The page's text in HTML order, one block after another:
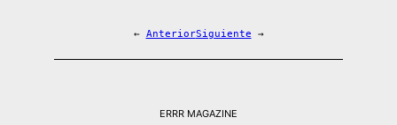
← AnteriorSiguiente →
ERRR MAGAZINE